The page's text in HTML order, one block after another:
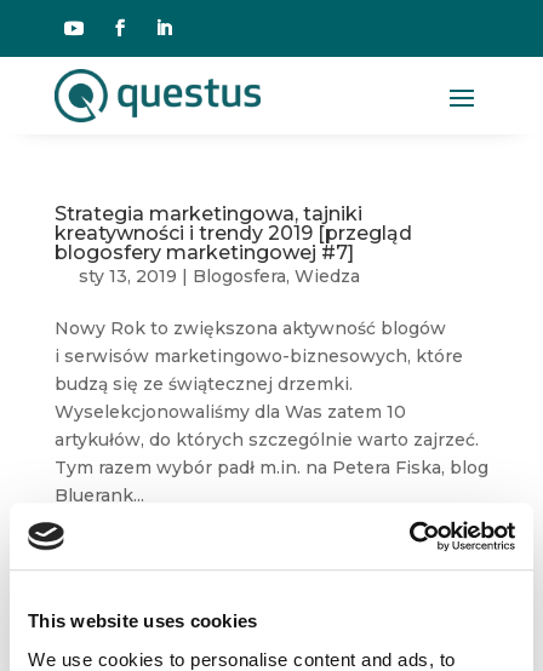
This website uses cookies
We use cookies to personalise content and ads, to
Strategia marketingowa, tajniki
kreatywności i trendy 2019 [przegląd
blogosfery marketingowej #7]
sty 13, 2019 | Blogosfera, Wiedza
Nowy Rok to zwiększona aktywność blogów
i serwisów marketingowo-biznesowych, które
budzą się ze świątecznej drzemki.
Wyselekcjonowaliśmy dla Was zatem 10
artykułów, do których szczególnie warto zajrzeć.
Tym razem wybór padł m.in. na Petera Fiska, blog
Bluerank...